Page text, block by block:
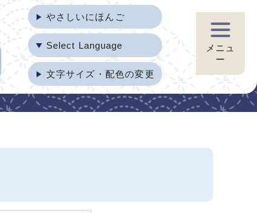
やさしいにほんご
Select Language
文字サイズ・配色の変更
メニュ
ー